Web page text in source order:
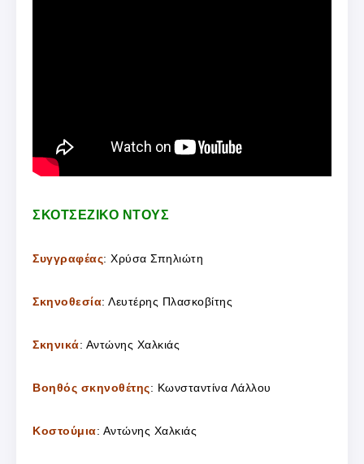
ΣΚΟΤΣΕΖΙΚΟ ΝΤΟΥΣ
Συγγραφέας: Χρύσα Σπηλιώτη
Σκηνοθεσία: Λευτέρης Πλασκοβίτης
Σκηνικά: Αντώνης Χαλκιάς
Βοηθός σκηνοθέτης: Κωνσταντίνα Λάλλου
Κοστούμια: Αντώνης Χαλκιάς